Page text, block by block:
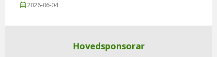
2026-06-04
Hovedsponsorar